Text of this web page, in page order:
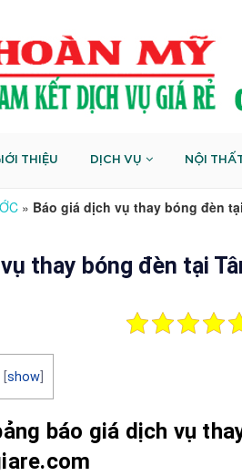
THIỆU DỊCH VỤ NỘI
» Báo giá dịch vụ thay bóng đèn
thay bóng đèn tại
show
báo giá dịch vụ